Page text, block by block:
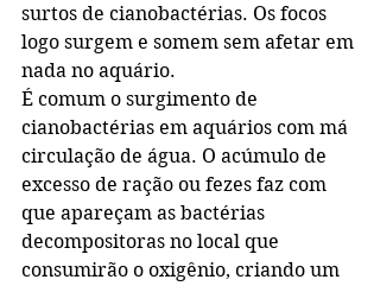
surtos de cianobactérias. Os focos
logo surgem e somem sem afetar em
nada no aquário.
É comum o surgimento de
cianobactérias em aquários com má
circulação de água. O acúmulo de
excesso de ração ou fezes faz com
que apareçam as bactérias
decompositoras no local que
consumirão o oxigênio, criando um